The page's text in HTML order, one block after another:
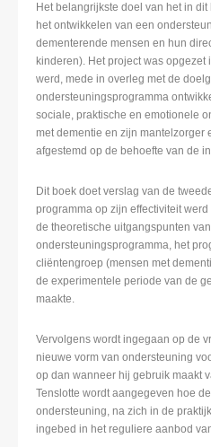
Het belangrijkste doel van het in
het ontwikkelen van een
dementerende mensen en hun
kinderen). Het project was opgezet
werd, mede in overleg met de
ondersteuningsprogramma
sociale, praktische en emotionele
met dementie en zijn mantelzorger
afgestemd op de behoefte van de
Dit boek doet verslag van de
programma op zijn effectiviteit
de theoretische uitgangspunten
ondersteuningsprogramma, het
cliëntengroep (mensen met
de experimentele periode van de
maakte.
Vervolgens wordt ingegaan op de
nieuwe vorm van ondersteuning
op dan wanneer hij gebruik maakt
Tenslotte wordt aangegeven hoe
ondersteuning, na zich in de
ingebed in het reguliere aanbod